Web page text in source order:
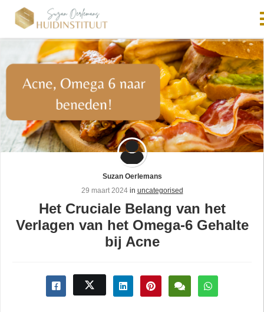
Suzan Oerlemans
29 maart 2024 in uncategorised
Het Cruciale Belang van het
Verlagen van het Omega-6 Gehalte
bij Acne